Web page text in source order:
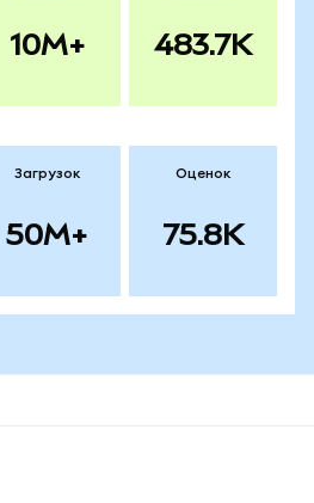
10M+ 483.7K
Загрузок
50M+
Оценок
75.8K